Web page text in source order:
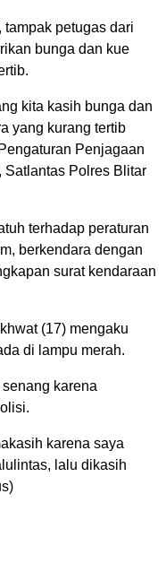
petugas dari
bunga dan kue
kita kasih bunga dan
yang kurang tertib
Penjagaan
Satlantas Polres Blitar
terhadap peraturan
berkendara dengan
surat kendaraan
(17) mengaku
di lampu merah.
karena
karena saya
lalu dikasih